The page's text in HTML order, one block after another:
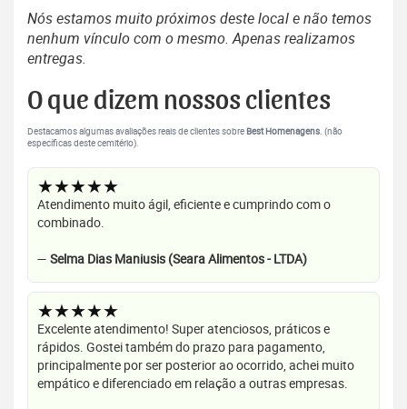
Nós estamos muito próximos deste local e não temos
nenhum vínculo com o mesmo. Apenas realizamos
entregas.
O que dizem nossos clientes
Destacamos algumas avaliações reais de clientes sobreBest Homenagens. (não
específicas deste cemitério).
★★★★★
Atendimento muito ágil, eficiente e cumprindo com o
combinado.
— Selma Dias Maniusis (Seara Alimentos - LTDA)
★★★★★
Excelente atendimento! Super atenciosos, práticos e
rápidos. Gostei também do prazo para pagamento,
principalmente por ser posterior ao ocorrido, achei muito
empático e diferenciado em relação a outras empresas.